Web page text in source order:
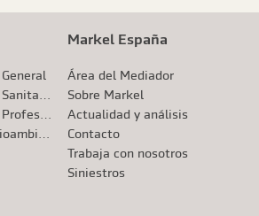
Markel España
Área del Mediador
Sobre Markel
Actualidad y análisis
Contacto
Trabaja con nosotros
Siniestros